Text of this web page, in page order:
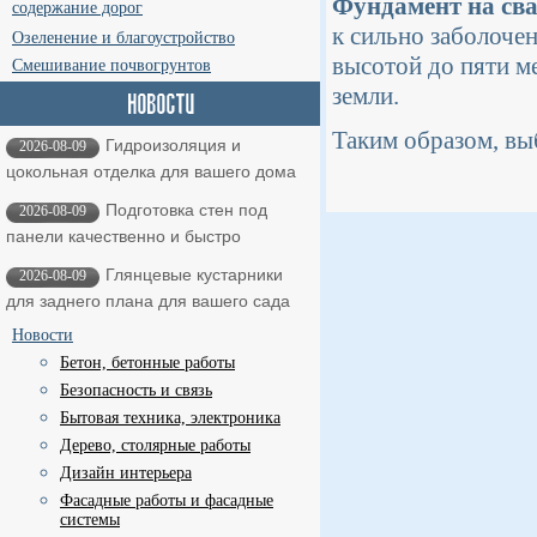
содержание дорог
Озеленение и благоустройство
Смешивание почвогрунтов
2026-08-09
Гидроизоляция и
цокольная отделка для вашего дома
2026-08-09
Подготовка стен под
панели качественно и быстро
2026-08-09
Глянцевые кустарники
для заднего плана для вашего сада
Новости
Бетон, бетонные работы
Безопасность и связь
Бытовая техника, электроника
Дерево, столярные работы
Дизайн интерьера
Фасадные работы и фасадные
системы
Фундамент на
к сильно
высотой до пяти
земли.
Таким образом,